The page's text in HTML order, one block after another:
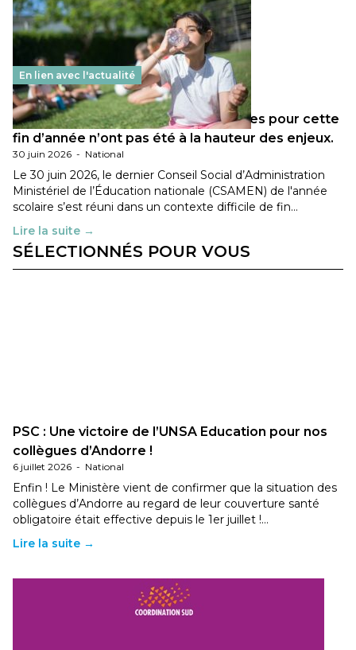
En lien avec l'actualité
Les décisions ministérielles attendues pour cette
fin d’année n’ont pas été à la hauteur des enjeux.
30 juin 2026 - National
Le 30 juin 2026, le dernier Conseil Social d’Administration
Ministériel de l’Éducation nationale (CSAMEN) de l'année
scolaire s’est réuni dans un contexte difficile de fin…
Lire la suite →
SÉLECTIONNÉS POUR VOUS
PSC : Une victoire de l’UNSA Education pour nos
collègues d’Andorre !
6 juillet 2026 - National
Enfin ! Le Ministère vient de confirmer que la situation des
collègues d’Andorre au regard de leur couverture santé
obligatoire était effective depuis le 1er juillet !…
Lire la suite →